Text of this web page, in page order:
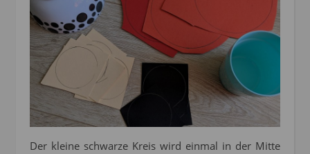
Der kleine schwarze Kreis wird einmal in der Mitte